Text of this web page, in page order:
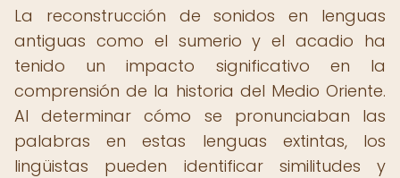
La reconstrucción de sonidos en lenguas
antiguas como el sumerio y el acadio ha
tenido un impacto significativo en la
comprensión de la historia del Medio Oriente.
Al determinar cómo se pronunciaban las
palabras en estas lenguas extintas, los
lingüistas pueden identificar similitudes y